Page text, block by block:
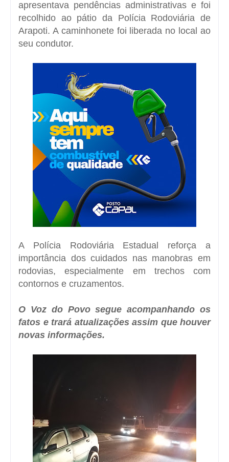
apresentava pendências administrativas e foi
recolhido ao pátio da Polícia Rodoviária de
Arapoti. A caminhonete foi liberada no local ao
seu condutor.
A Polícia Rodoviária Estadual reforça a
importância dos cuidados nas manobras em
rodovias, especialmente em trechos com
contornos e cruzamentos.
O Voz do Povo segue acompanhando os
fatos e trará atualizações assim que houver
novas informações.